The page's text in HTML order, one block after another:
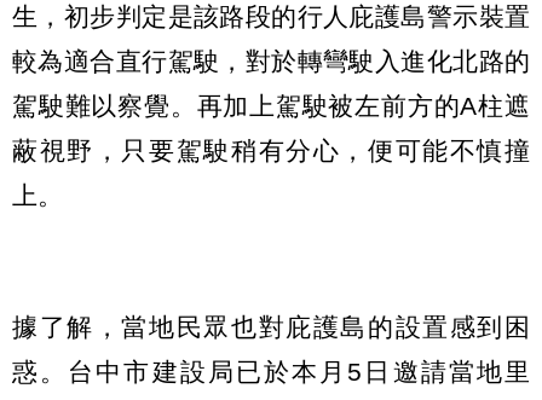
生，初步判定是該路段的行人庇護島警示裝置
較為適合直行駕駛，對於轉彎駛入進化北路的
駕駛難以察覺。再加上駕駛被左前方的A柱遮
蔽視野，只要駕駛稍有分心，便可能不慎撞
上。
據了解，當地民眾也對庇護島的設置感到困
惑。台中市建設局已於本月5日邀請當地里